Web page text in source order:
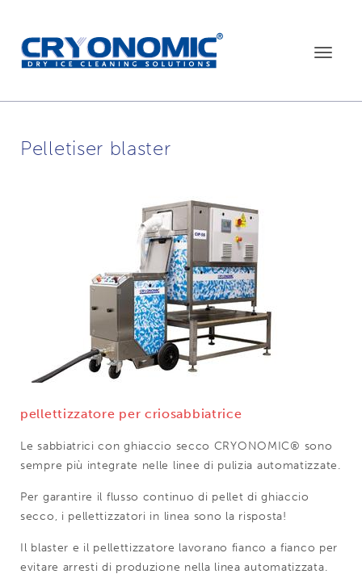
Toggle
Pelletiser blaster
pellettizzatore per criosabbiatrice
Le sabbiatrici con ghiaccio secco CRYONOMIC® sono
sempre più integrate nelle linee di pulizia automatizzate.
Per garantire il flusso continuo di pellet di ghiaccio
secco, i pellettizzatori in linea sono la risposta!
Il blaster e il pellettizzatore lavorano fianco a fianco per
evitare arresti di produzione nella linea automatizzata.